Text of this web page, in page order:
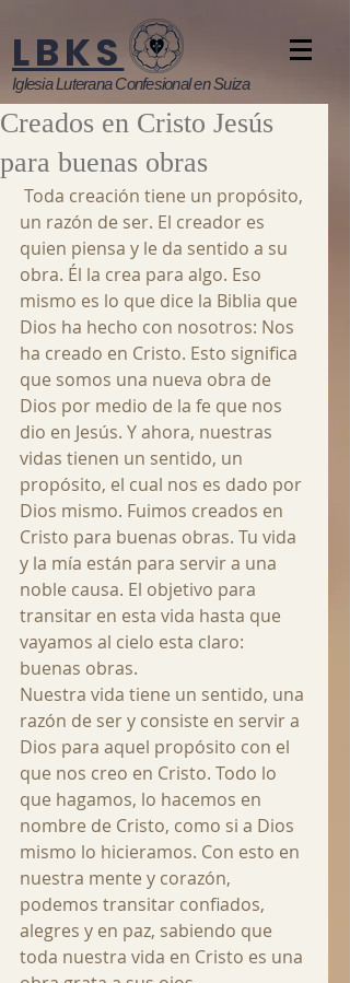
LBKS
Iglesia Luterana Confesional en Suiza
Creados en Cristo Jesús
para buenas obras
un razón de ser. El creador es
quien piensa y le da sentido a su
obra. Él la crea para algo. Eso
mismo es lo que dice la Biblia que
Dios ha hecho con nosotros: Nos
ha creado en Cristo. Esto significa
que somos una nueva obra de
Dios por medio de la fe que nos
dio en Jesús. Y ahora, nuestras
vidas tienen un sentido, un
propósito, el cual nos es dado por
Dios mismo. Fuimos creados en
Cristo para buenas obras. Tu vida
y la mía están para servir a una
noble causa. El objetivo para
transitar en esta vida hasta que
vayamos al cielo esta claro:
buenas obras.
Nuestra vida tiene un sentido, una
razón de ser y consiste en servir a
Dios para aquel propósito con el
que nos creo en Cristo. Todo lo
que hagamos, lo hacemos en
nombre de Cristo, como si a Dios
mismo lo hicieramos. Con esto en
nuestra mente y corazón,
podemos transitar confiados,
alegres y en paz, sabiendo que
toda nuestra vida en Cristo es una